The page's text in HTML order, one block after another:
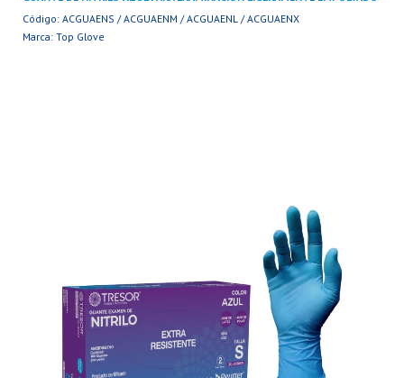
Código: ACGUAENS / ACGUAENM / ACGUAENL / ACGUAENX
Marca: Top Glove